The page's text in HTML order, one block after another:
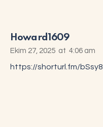
Howard1609
Ekim 27, 2025 at 4:06 am
https://shorturl.fm/bSsy8